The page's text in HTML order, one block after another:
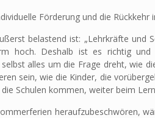
Förderung und die Rückkehr
belastend ist: „Lehrkräfte und
hoch. Deshalb ist es richtig
alles um die Frage dreht, wie
sein, wie die Kinder, die
Schulen kommen, weiter beim
heraufzubeschwören,